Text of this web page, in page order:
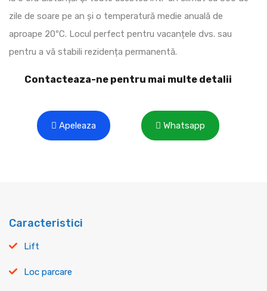
zile de soare pe an și o temperatură medie anuală de
aproape 20ºC. Locul perfect pentru vacanțele dvs. sau
pentru a vă stabili rezidența permanentă.
Contacteaza-ne pentru mai multe detalii
Apeleaza Whatsapp
Caracteristici
Lift
Loc parcare